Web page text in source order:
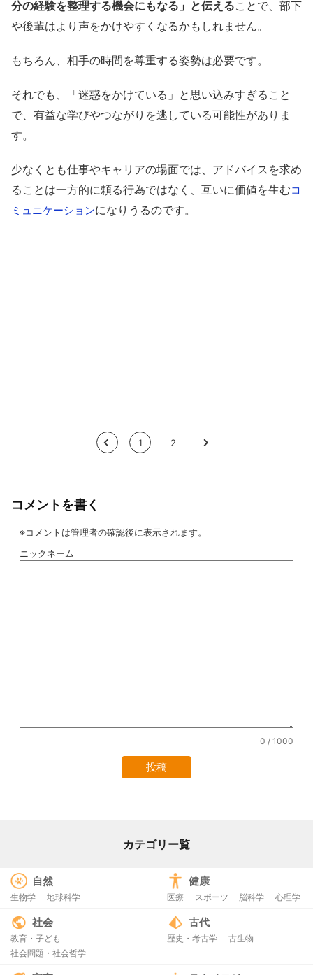
分の経験を整理する機会にもなる」と伝えることで、部下
や後輩はより声をかけやすくなるかもしれません。
もちろん、相手の時間を尊重する姿勢は必要です。
それでも、「迷惑をかけている」と思い込みすぎること
で、有益な学びやつながりを逃している可能性がありま
す。
少なくとも仕事やキャリアの場面では、アドバイスを求め
ることは一方的に頼る行為ではなく、互いに価値を生むコ
ミュニケーションになりうるのです。
< 1 2 >
コメントを書く
※コメントは管理者の確認後に表示されます。
ニックネーム
0 / 1000
カテゴリー覧
自然
生物学 地球科学
健康
医療 スポーツ 脳科学 心理学
社会
教育・子ども
社会問題・社会哲学
古代
歴史・考古学 古生物